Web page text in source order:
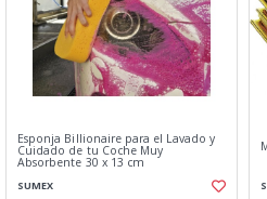
Esponja Billionaire para el Lavado y
Cuidado de tu Coche Muy
Absorbente 30 x 13 cm
SUMEX